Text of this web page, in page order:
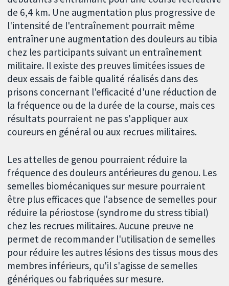
de 6,4 km. Une augmentation plus progressive de
l'intensité de l'entraînement pourrait même
entraîner une augmentation des douleurs au tibia
chez les participants suivant un entraînement
militaire. Il existe des preuves limitées issues de
deux essais de faible qualité réalisés dans des
prisons concernant l'efficacité d'une réduction de
la fréquence ou de la durée de la course, mais ces
résultats pourraient ne pas s'appliquer aux
coureurs en général ou aux recrues militaires.
Les attelles de genou pourraient réduire la
fréquence des douleurs antérieures du genou. Les
semelles biomécaniques sur mesure pourraient
être plus efficaces que l'absence de semelles pour
réduire la périostose (syndrome du stress tibial)
chez les recrues militaires. Aucune preuve ne
permet de recommander l'utilisation de semelles
pour réduire les autres lésions des tissus mous des
membres inférieurs, qu'il s'agisse de semelles
génériques ou fabriquées sur mesure.